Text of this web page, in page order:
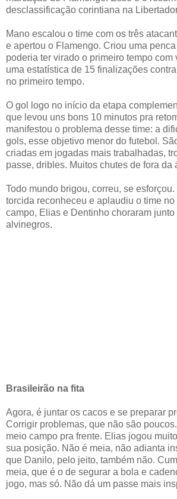
desclassificação corintiana na
Mano escalou o time com os três
e apertou o Flamengo. Criou uma
poderia ter virado o primeiro tempo com
uma estatística de 15 finalizações
no primeiro tempo.
O gol logo no início da etapa
que levou uns bons 10 minutos pra
manifestou o problema desse time: a
gols, esse objetivo menor do futebol.
criadas em jogadas mais trabalhadas,
passe, dribles. Muitos chutes de fora da
Todo mundo brigou, correu, se
torcida reconheceu e aplaudiu o time
campo, Elias e Dentinho choraram
alvinegros.
Brasileirão na fita
Agora, é juntar os cacos e se preparar
Corrigir problemas, que não são
meio campo pra frente. Elias jogou
sua posição. Não é meia, não adianta
que Danilo, pelo jeito, também não.
meia, que é o de segurar a bola e
jogo, mas só. Não dá um passe mais